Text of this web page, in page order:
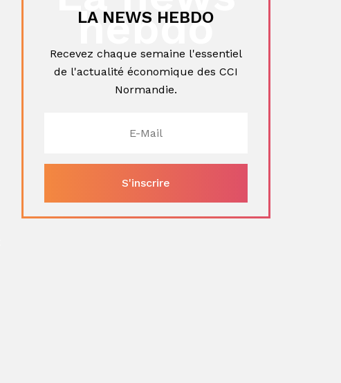
hebdo
LA NEWS HEBDO
Recevez chaque semaine l'essentiel
de l'actualité économique des CCI
Normandie.